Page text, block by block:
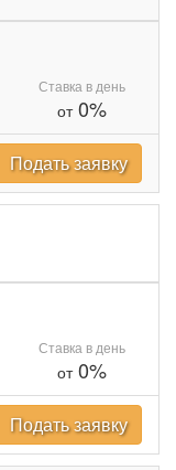
Ставка в день
от0%
Подать заявку
Ставка в день
от0%
Подать заявку